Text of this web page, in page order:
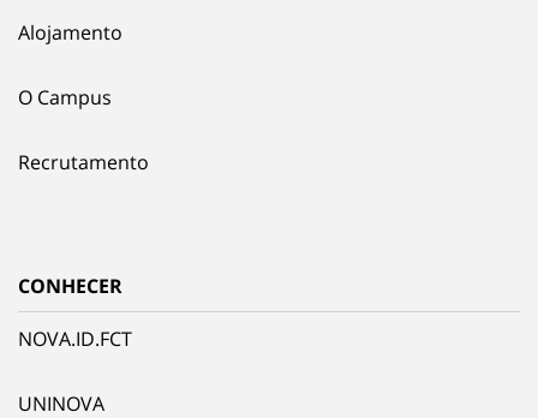
Alojamento
O Campus
Recrutamento
CONHECER
NOVA.ID.FCT
UNINOVA